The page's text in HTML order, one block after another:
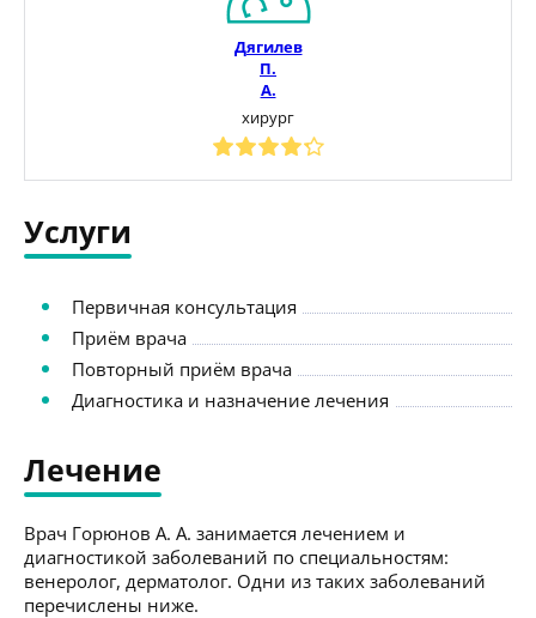
Дягилев
П.
А.
хирург
Услуги
Первичная консультация
Приём врача
Повторный приём врача
Диагностика и назначение лечения
Лечение
Врач Горюнов А. А. занимается лечением и
диагностикой заболеваний по специальностям:
венеролог, дерматолог. Одни из таких заболеваний
перечислены ниже.